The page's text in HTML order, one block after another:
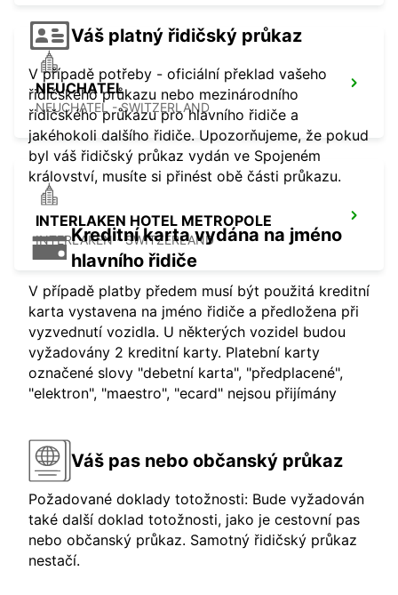
NEUCHATEL
NEUCHATEL - SWITZERLAND
INTERLAKEN HOTEL METROPOLE
INTERLAKEN - SWITZERLAND
Váš platný řidičský průkaz
V případě potřeby - oficiální překlad vašeho
řidičského průkazu nebo mezinárodního
řidičského průkazu pro hlavního řidiče a
jakéhokoli dalšího řidiče. Upozorňujeme, že pokud
byl váš řidičský průkaz vydán ve Spojeném
království, musíte si přinést obě části průkazu.
Kreditní karta vydána na jméno
hlavního řidiče
V případě platby předem musí být použitá kreditní
karta vystavena na jméno řidiče a předložena při
vyzvednutí vozidla. U některých vozidel budou
vyžadovány 2 kreditní karty. Platební karty
označené slovy "debetní karta", "předplacené",
"elektron", "maestro", "ecard" nejsou přijímány
Váš pas nebo občanský průkaz
Požadované doklady totožnosti: Bude vyžadován
také další doklad totožnosti, jako je cestovní pas
nebo občanský průkaz. Samotný řidičský průkaz
nestačí.